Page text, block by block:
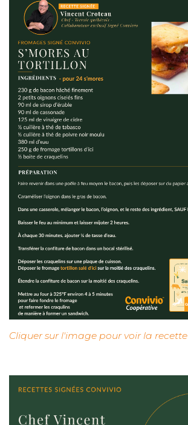
Cliquer sur l'image pour voir la recette